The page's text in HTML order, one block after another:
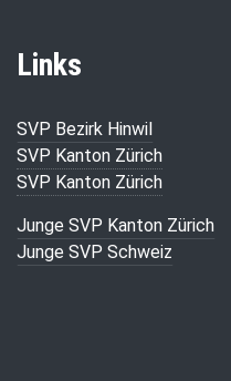
Links
SVP Bezirk Hinwil
SVP Kanton Zürich
SVP Kanton Zürich
Junge SVP Kanton Zürich
Junge SVP Schweiz